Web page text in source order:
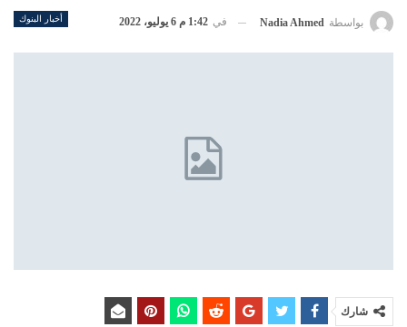
أخبار البنوك بواسطة Nadia Ahmed في 1:42 م 6 يوليو، 2022
شارك